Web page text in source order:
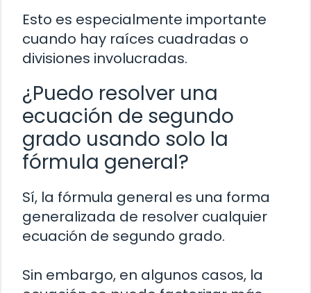
Esto es especialmente importante
cuando hay raíces cuadradas o
divisiones involucradas.
¿Puedo resolver una
ecuación de segundo
grado usando solo la
fórmula general?
Sí, la fórmula general es una forma
generalizada de resolver cualquier
ecuación de segundo grado.
Sin embargo, en algunos casos, la